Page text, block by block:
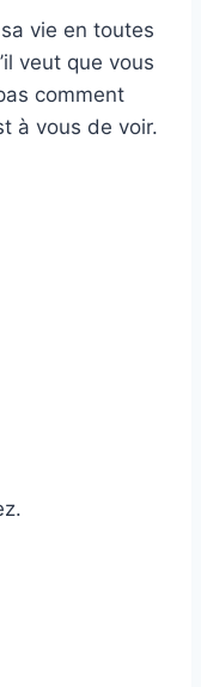
vie en toutes
veut que vous
comment
à vous de voir.